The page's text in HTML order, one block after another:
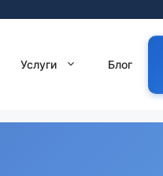
Услуги Блог